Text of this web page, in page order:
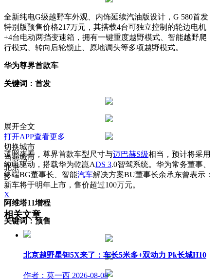
全新纯电G级越野车外观、内饰延续汽油版设计，G 580首发
特别版预售价格217万元，其搭载4台可独立控制的轮边电机
+4台电动两挡变速箱，拥有一键重度越野模式、智能越野爬
行模式、转向后轮锁止、原地调头等多项越野模式。
华为尊界首款车
关键词：首发
谍照来看，尊界首款车型尺寸与迈巴赫S级相当，预计将采用
纯电驱动，搭载华为乾崑ADS 3.0智驾系统。 华为常务董事、
终端BG董事长、智能汽车解决方案BU董事长余承东曾表示：
新车将于明年上市，售价超过100万元。
阿维塔11增程
关键词：预售
展开全文
打开APP查看更多
切换城市
当前城市
北京
B
X
相关文章
北京越野星钽5X来了：车长5米多+双动力 Pk长城H10
作者：莫一西 2026-08-08